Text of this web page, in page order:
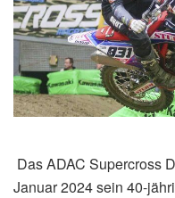
Das ADAC Supercross
Januar 2024 sein 40-